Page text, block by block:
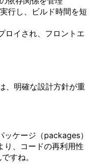
行し、ビルド時間を短
ロイされ、フロントエ
、明確な設計方針が重
ケージ（packages）
り、コードの再利用性
すね。